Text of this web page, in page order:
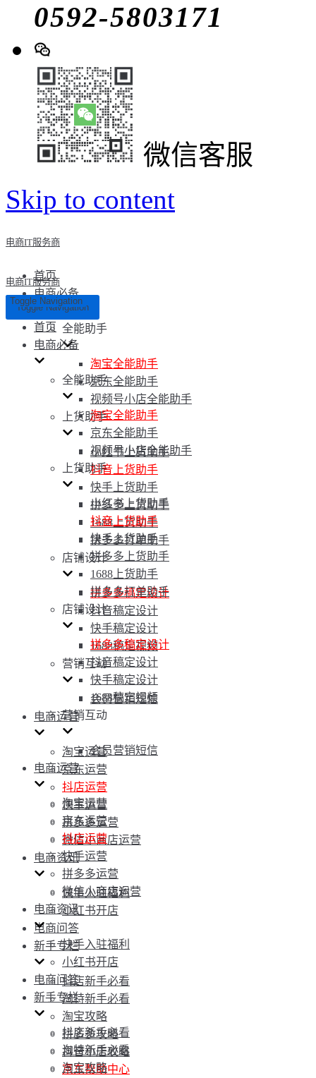
0592-5803171
微信客服
Skip to content
电商IT服务商
首页
电商必备
全能助手
淘宝全能助手
京东全能助手
视频号小店全能助手
上货助手
小红书上货助手
抖音上货助手
快手上货助手
拼多多上货助手
1688上货助手
拼多多打单助手
店铺设计
拼多多稿定设计
抖音稿定设计
快手稿定设计
1688稿定视频
营销互动
会员营销短信
电商运营
淘宝运营
京东运营
抖店运营
快手运营
拼多多运营
微信小商店运营
电商资讯
快手入驻福利
小红书开店
电商问答
新手专栏
抖店新手必看
淘特新手必看
淘宝攻略
拼多多攻略
抖音小店攻略
京东帮助中心
电商IT服务商
Toggle Navigation
Toggle Navigation
首页
电商必备
全能助手
淘宝全能助手
京东全能助手
视频号小店全能助手
上货助手
小红书上货助手
抖音上货助手
快手上货助手
拼多多上货助手
1688上货助手
拼多多打单助手
店铺设计
拼多多稿定设计
抖音稿定设计
快手稿定设计
1688稿定视频
营销互动
会员营销短信
电商运营
淘宝运营
京东运营
抖店运营
快手运营
拼多多运营
微信小商店运营
电商资讯
快手入驻福利
小红书开店
电商问答
新手专栏
抖店新手必看
淘特新手必看
淘宝攻略